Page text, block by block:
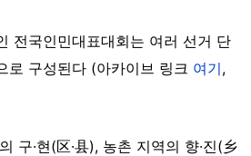
전국인민대표대회는 여러 선거 단
로 구성된다 (아카이브 링크 여기,
구·현(区·县), 농촌 지역의 향·진(乡